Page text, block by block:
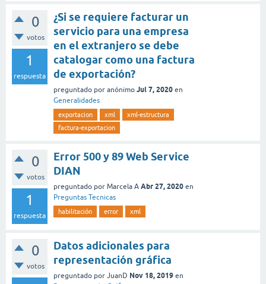
0
votos
1
respuesta
¿Si se requiere facturar un
servicio para una empresa
en el extranjero se debe
catalogar como una factura
de exportación?
preguntado por anónimo Jul 7, 2020 en
Generalidades
exportacion xml
xml-estructura
factura-exportacion
0
votos
1
respuesta
Error 500 y 89 Web Service
DIAN
preguntado por Marcela A Abr 27, 2020 en
Preguntas Tecnicas
habilitación error xml
0
votos
Datos adicionales para
representación gráfica
preguntado por JuanD Nov 18, 2019 en